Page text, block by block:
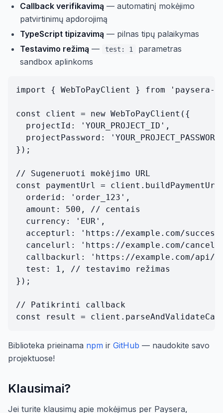
Callback verifikavimą — automatinį mokėjimo
patvirtinimų apdorojimą
TypeScript tipizavimą — pilnas tipų palaikymas
Testavimo režimą — test: 1
parametras
sandbox aplinkoms
import { WebToPayClient } from 'paysera-
const client = new WebToPayClient({
  projectId: 'YOUR_PROJECT_ID',
projectPassword:
});
// Sugeneruoti mokėjimo URL
const paymentUrl =
  orderid: 'order_123',
  amount: 500, // centais
  currency: 'EUR',
accepturl: 'https://example.com/
cancelurl: 'https://example.com/
callbackurl: 'https://example.com/api/
  test: 1, // testavimo režimas
});
// Patikrinti callback
Biblioteka prieinama npm ir GitHub — naudokite savo
projektuose!
Klausimai?
Jei turite klausimų apie mokėjimus per Paysera,